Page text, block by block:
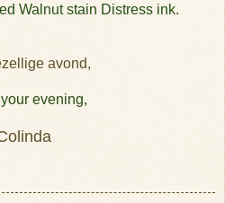
Walnut stain Distress ink.
avond,
evening,